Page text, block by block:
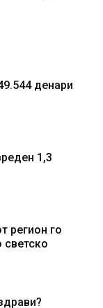
денари
1,3
регион го
светско